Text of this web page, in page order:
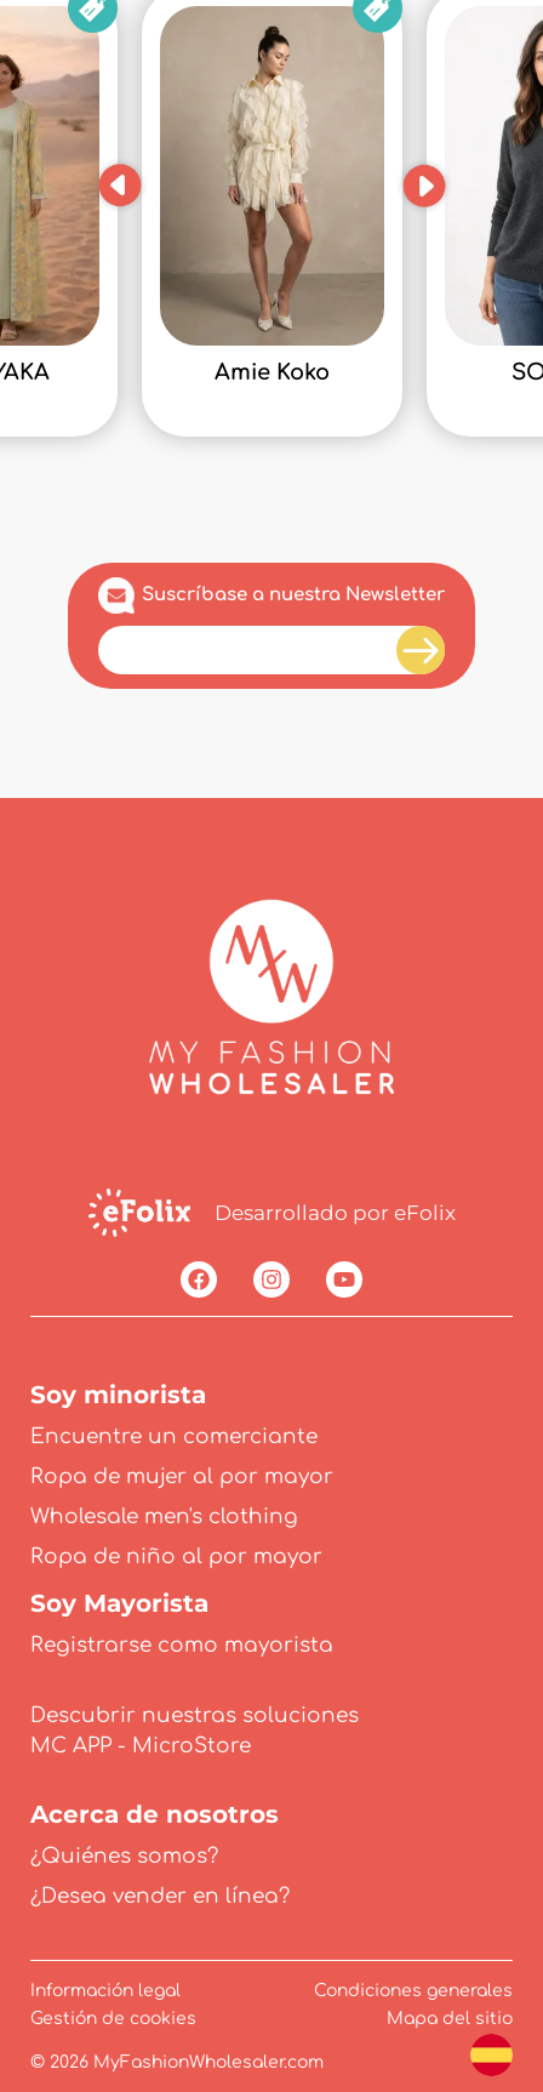
Amie Koko
Suscríbase a nuestra Newsletter
Desarrollado por eFolix
Soy minorista
Encuentre un comerciante
Ropa de mujer al por mayor
Wholesale men's clothing
Ropa de niño al por mayor
Soy Mayorista
Registrarse como mayorista
Descubrir nuestras soluciones
Acerca de nosotros
¿Quiénes somos?
¿Desea vender en línea?
Información legal
Condiciones generales
Gestión de cookies
Mapa del sitio
© 2026 MyFashionWholesaler.com